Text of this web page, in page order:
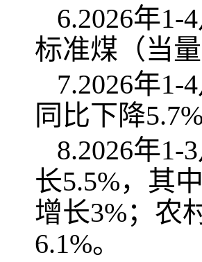
6.2026年1-
标准煤（当
7.2026年1-
同比下降5.7%
8.2026年1-
长5.5%，其
增长3%；农
6.1%。